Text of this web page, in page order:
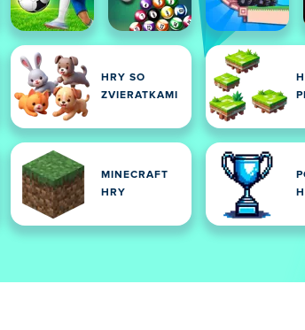
HRY SO
ZVIERATKAMI
MINECRAFT
HRY